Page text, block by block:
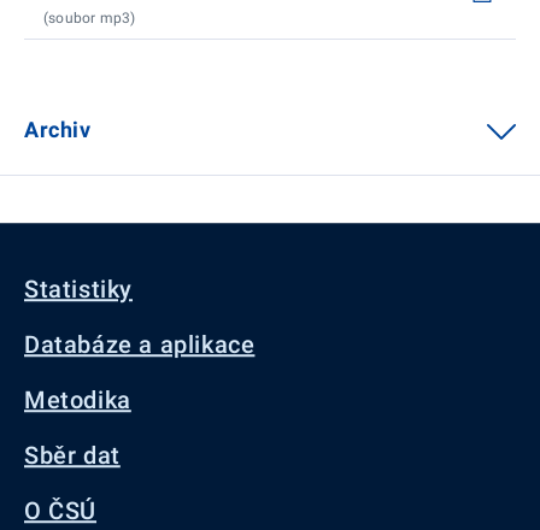
(soubor mp3)
Archiv
Statistiky
Databáze a aplikace
Metodika
Sběr dat
O ČSÚ